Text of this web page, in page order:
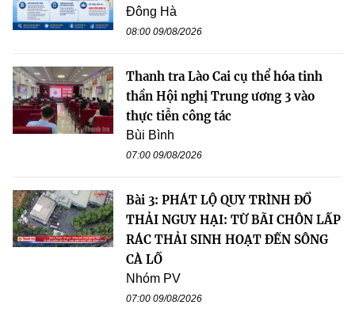
Đông Hà
08:00 09/08/2026
Thanh tra Lào Cai cụ thể hóa tinh
thần Hội nghị Trung ương 3 vào
thực tiễn công tác
Bùi Bình
07:00 09/08/2026
Bài 3: PHÁT LỘ QUY TRÌNH ĐỔ
THẢI NGUY HẠI: TỪ BÃI CHÔN LẤP
RÁC THẢI SINH HOẠT ĐẾN SÔNG
CÀ LỒ
Nhóm PV
07:00 09/08/2026